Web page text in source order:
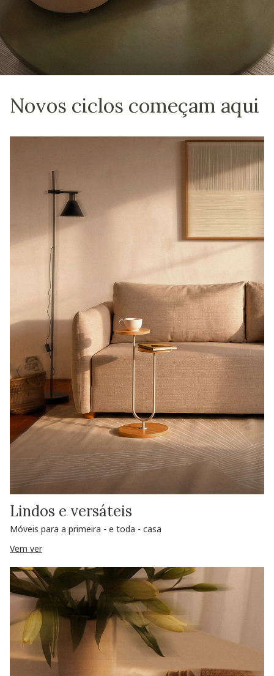
Novos ciclos começam aqui
Lindos e versáteis
Móveis para a primeira - e toda - casa
Vem ver